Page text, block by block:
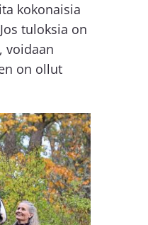
kokonaisia
tuloksia on
voidaan
on ollut